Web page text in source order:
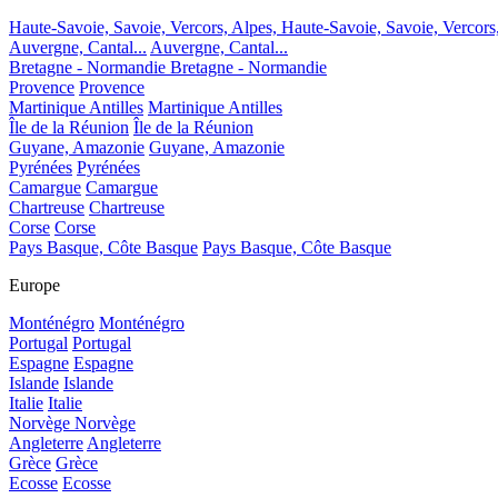
Haute-Savoie, Savoie, Vercors, Alpes, Haute-Savoie, Savoie,
Auvergne, Cantal... Auvergne, Cantal...
Bretagne - Normandie Bretagne - Normandie
Provence Provence
Martinique Antilles Martinique Antilles
Île de la Réunion Île de la Réunion
Guyane, Amazonie Guyane, Amazonie
Pyrénées Pyrénées
Camargue Camargue
Chartreuse Chartreuse
Corse Corse
Pays Basque, Côte Basque Pays Basque, Côte Basque
Europe
Monténégro Monténégro
Portugal Portugal
Espagne Espagne
Islande Islande
Italie Italie
Norvège Norvège
AngleterreAngleterre
Grèce Grèce
Ecosse Ecosse